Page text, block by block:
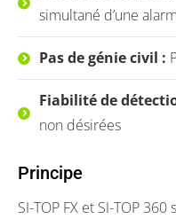
simultané d’une
Pas de génie civil :
Fiabilité de
non désirées
Principe
SI-TOP FX et SI-TOP